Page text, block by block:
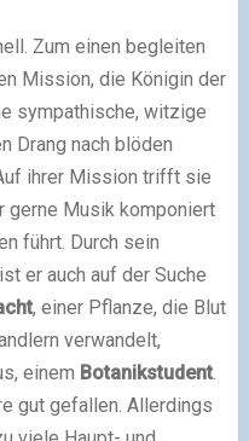
Zum einen begleiten
Mission, die Königin der
sympathische, witzige
Drang nach blöden
ihrer Mission trifft sie
gerne Musik komponiert
führt. Durch sein
er auch auf der Suche
, einer Pflanze, die Blut
verwandelt,
einem Botanikstudent.
gut gefallen. Allerdings